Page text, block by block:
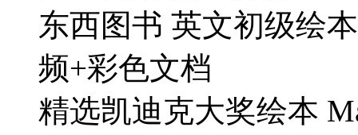
东西图书 英文初级绘
频+彩色文档
精选凯迪克大奖绘本